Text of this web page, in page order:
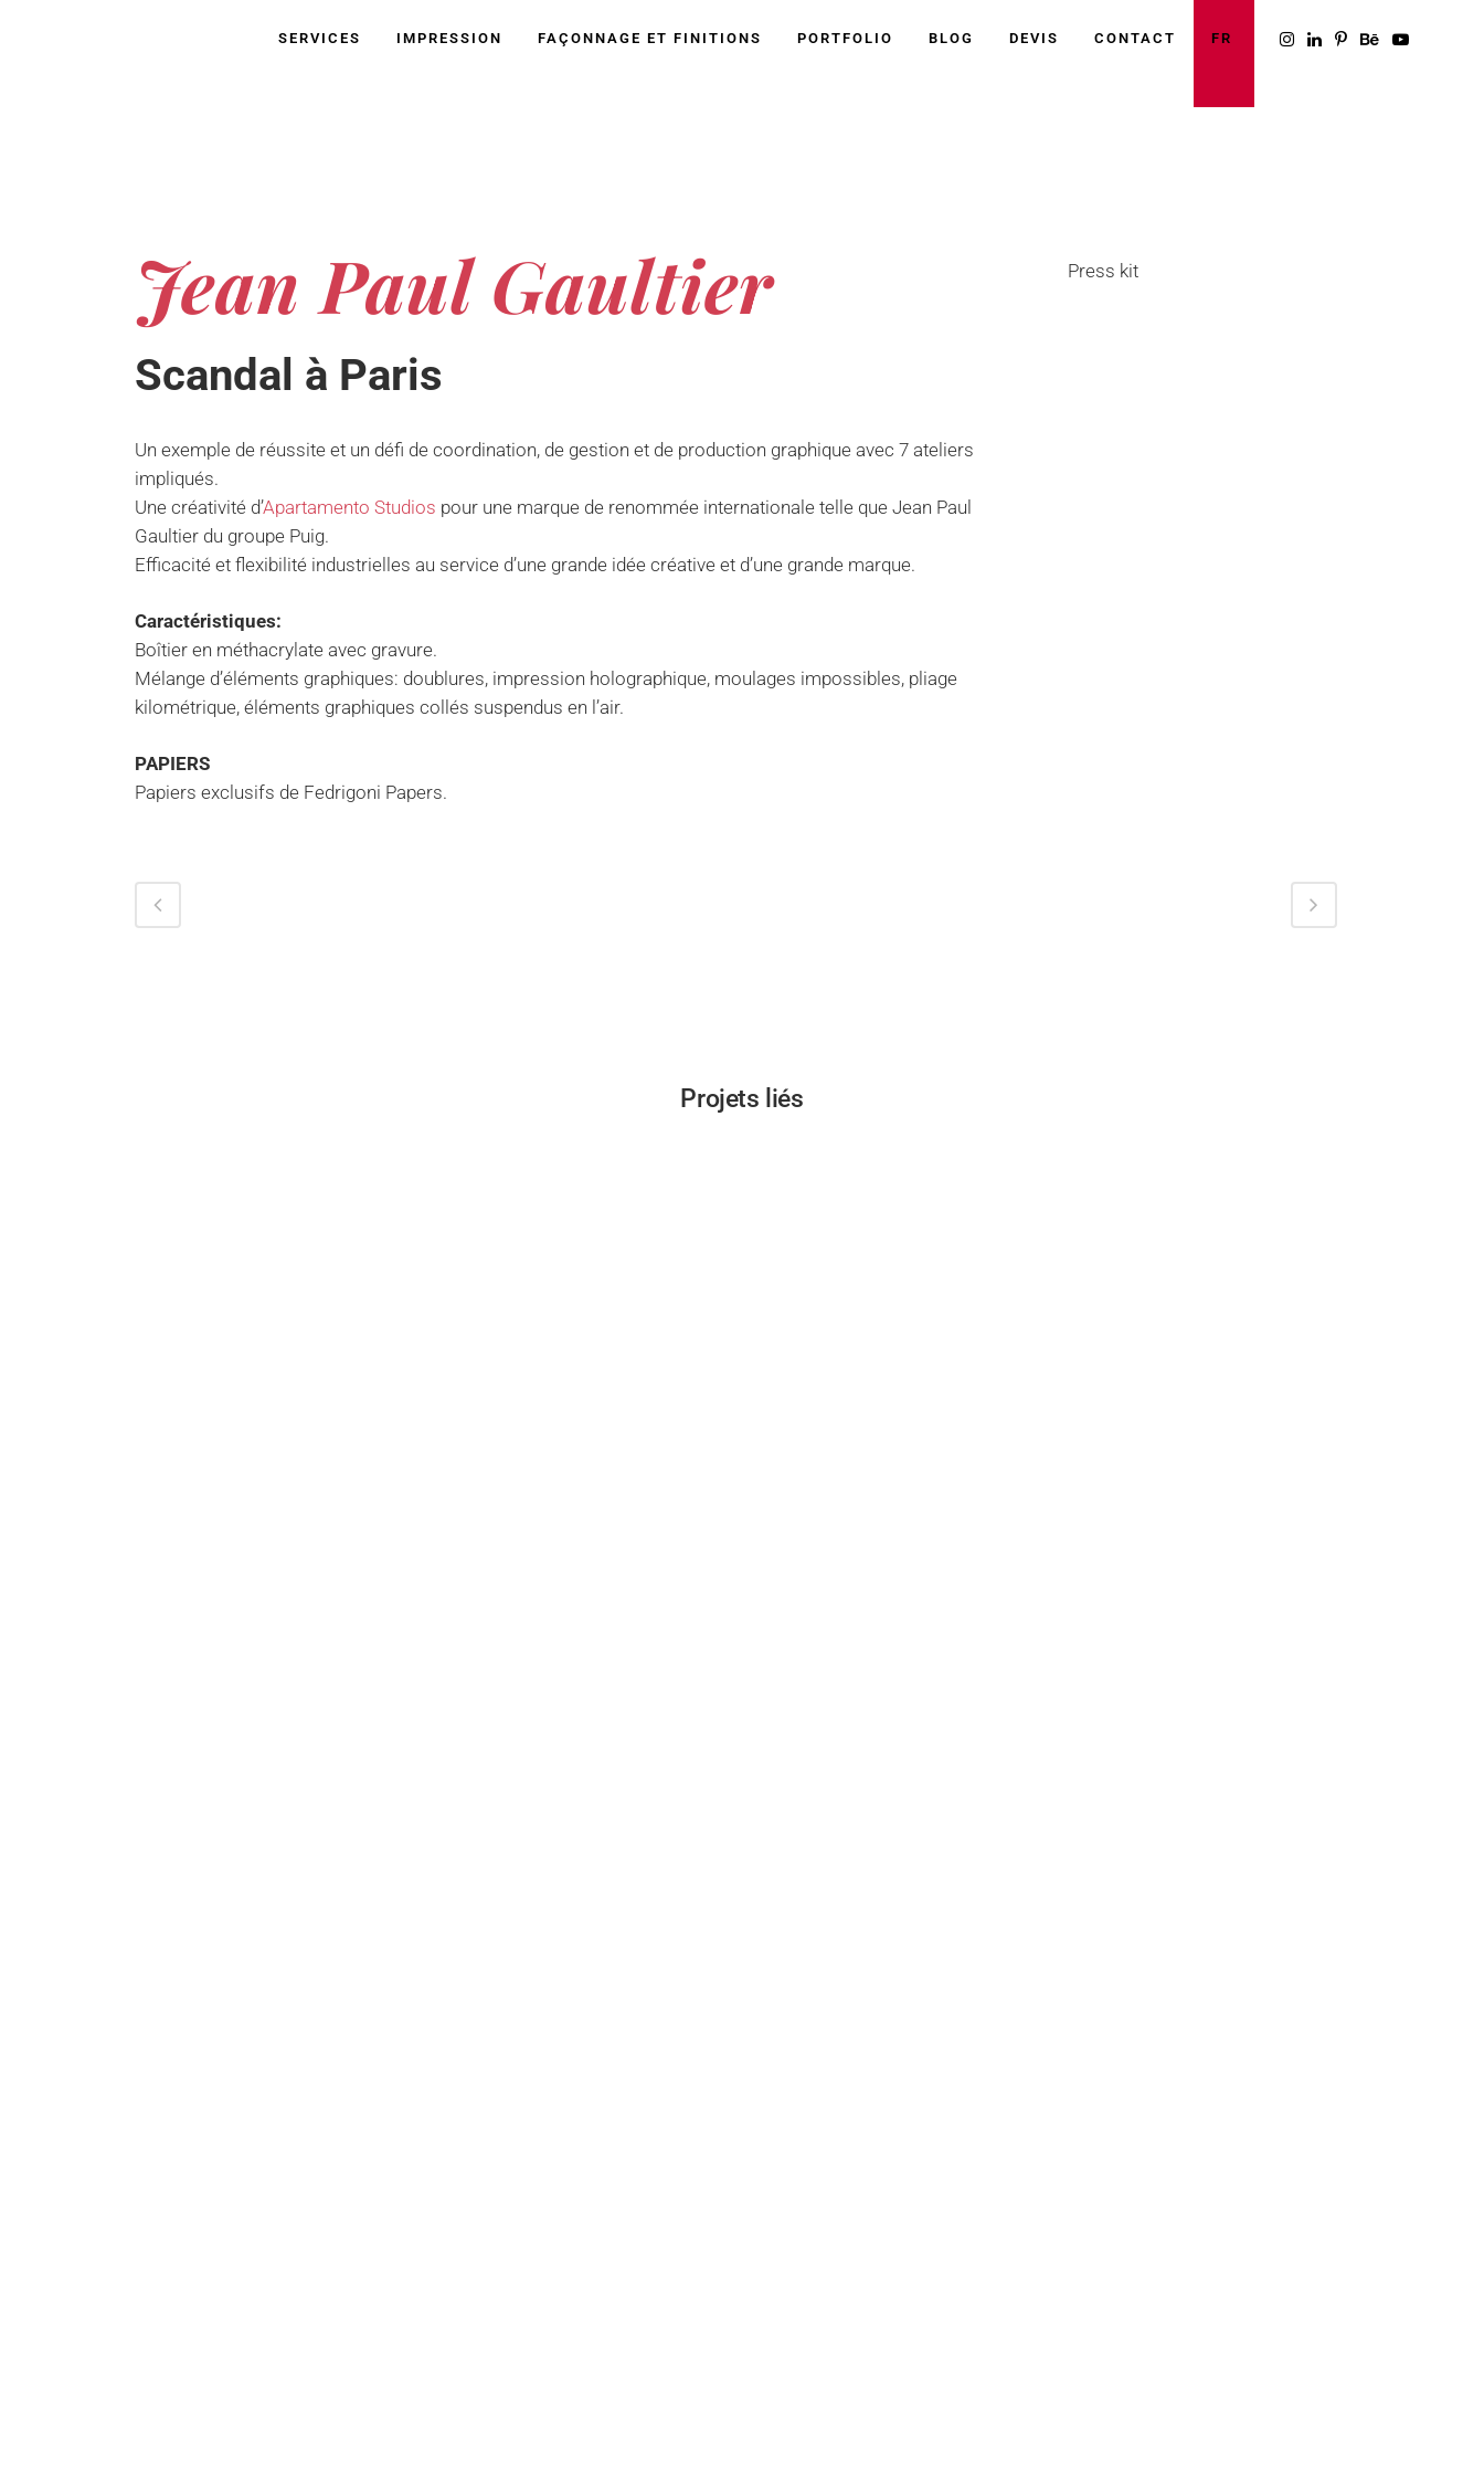
SERVICES IMPRESSION FAÇONNAGE ET FINITIONS PORTFOLIO BLOG DEVIS CONTACT FR
Jean Paul Gaultier
Scandal à Paris
Un exemple de réussite et un défi de coordination, de gestion et de production graphique avec 7 ateliers
impliqués.
Une créativité d’Apartamento Studios pour une marque de renommée internationale telle que Jean Paul
Gaultier du groupe Puig.
Efficacité et flexibilité industrielles au service d’une grande idée créative et d’une grande marque.
Caractéristiques:
Boîtier en méthacrylate avec gravure.
Mélange d’éléments graphiques: doublures, impression holographique, moulages impossibles, pliage
kilométrique, éléments graphiques collés suspendus en l’air.
PAPIERS
Papiers exclusifs de Fedrigoni Papers.
Press kit
Projets liés